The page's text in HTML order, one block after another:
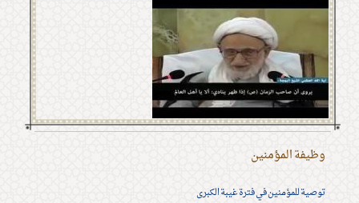
وظيفة المؤمنين
توصية للمؤمنين في فترة غيبة الكبرى